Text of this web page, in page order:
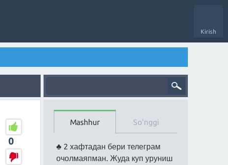
Kirish
0
Mashhur So'nggi
2 хафтадан бери телеграм
очолмаяпман. Жуда куп уруниш